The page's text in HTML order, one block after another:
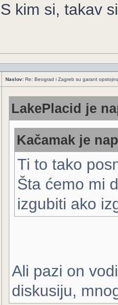
S kim si, takav
Naslov: Re: Beograd i Zagreb su garant
LakePlacid je
Kačamak je
Ti to tako
Šta ćemo mi
izgubiti ako
Ali pazi on
diskusiju,